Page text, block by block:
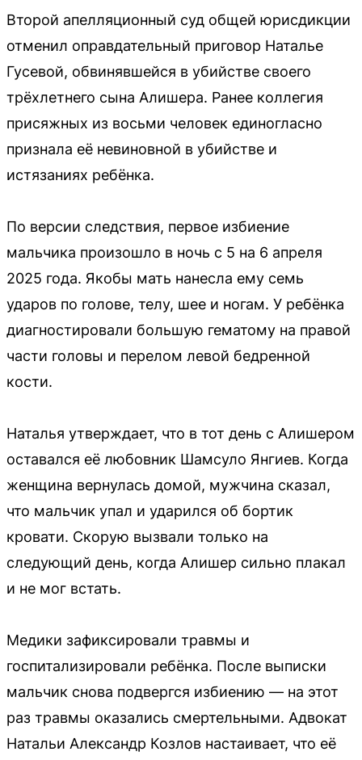
Второй апелляционный суд общей юрисдикции
отменил оправдательный приговор Наталье
Гусевой, обвинявшейся в убийстве своего
трёхлетнего сына Алишера. Ранее коллегия
присяжных из восьми человек единогласно
признала её невиновной в убийстве и
истязаниях ребёнка.
По версии следствия, первое избиение
мальчика произошло в ночь с 5 на 6 апреля
2025 года. Якобы мать нанесла ему семь
ударов по голове, телу, шее и ногам. У ребёнка
диагностировали большую гематому на правой
части головы и перелом левой бедренной
кости.
Наталья утверждает, что в тот день с Алишером
оставался её любовник Шамсуло Янгиев. Когда
женщина вернулась домой, мужчина сказал,
что мальчик упал и ударился об бортик
кровати. Скорую вызвали только на
следующий день, когда Алишер сильно плакал
и не мог встать.
Медики зафиксировали травмы и
госпитализировали ребёнка. После выписки
мальчик снова подвергся избиению — на этот
раз травмы оказались смертельными. Адвокат
Натальи Александр Козлов настаивает, что её